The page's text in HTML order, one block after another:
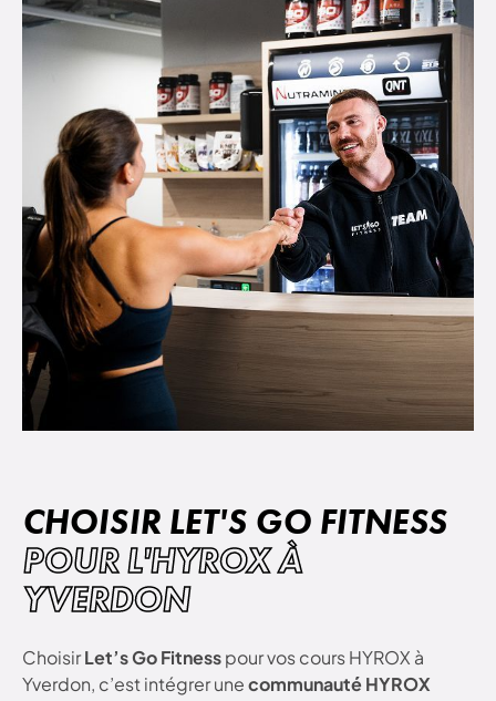
CHOISIR LET'S GO FITNESS
POUR L'HYROX À
YVERDON
ChoisirLet’s Go Fitnesspour vos cours HYROX à
Yverdon, c’est intégrer unecommunauté HYROX